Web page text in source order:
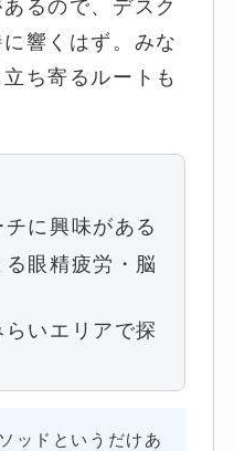
るので、デスク
響くはず。みな
ち寄るルートも
に興味がある
眼精疲労・脳
いエリアで探
ッドというだけあ